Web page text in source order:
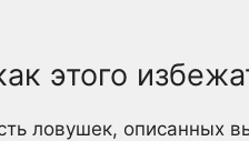
этого
ловушек, описанных